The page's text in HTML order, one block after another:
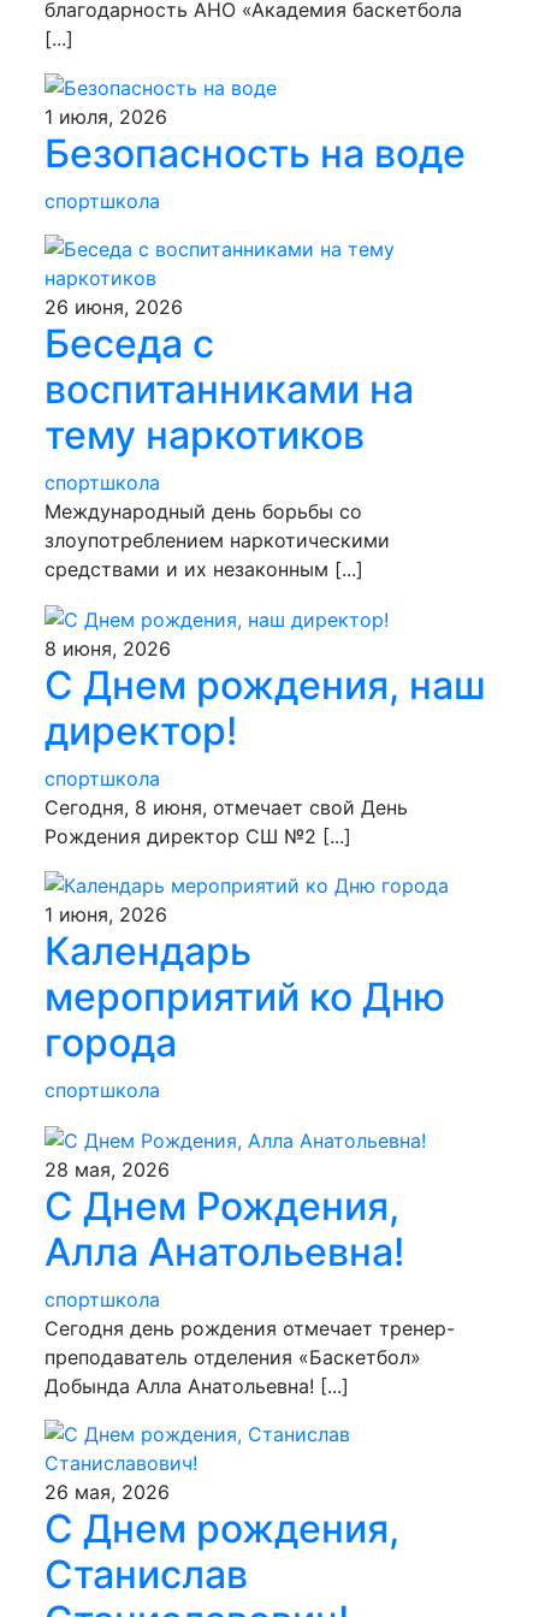
благодарность АНО «Академия баскетбола
[...]
1 июля, 2026
Безопасность на воде
спортшкола
26 июня, 2026
Беседа с
воспитанниками на
тему наркотиков
спортшкола
Международный день борьбы со
злоупотреблением наркотическими
средствами и их незаконным [...]
8 июня, 2026
С Днем рождения, наш
директор!
спортшкола
Сегодня, 8 июня, отмечает свой День
Рождения директор СШ №2 [...]
1 июня, 2026
Календарь
мероприятий ко Дню
города
спортшкола
28 мая, 2026
С Днем Рождения,
Алла Анатольевна!
спортшкола
Сегодня день рождения отмечает тренер-
преподаватель отделения «Баскетбол»
Добында Алла Анатольевна! [...]
26 мая, 2026
С Днем рождения,
Станислав